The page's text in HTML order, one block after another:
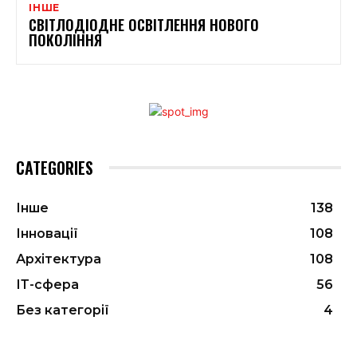
ІНШЕ
СВІТЛОДІОДНЕ ОСВІТЛЕННЯ НОВОГО
ПОКОЛІННЯ
CATEGORIES
Інше
138
Інновації
108
Архітектура
108
ІТ-сфера
56
Без категорії
4